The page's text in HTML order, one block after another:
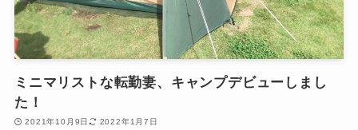
ミニマリストな転勤妻、キャンプデビューしまし
た！
2021年10月9日 2022年1月7日